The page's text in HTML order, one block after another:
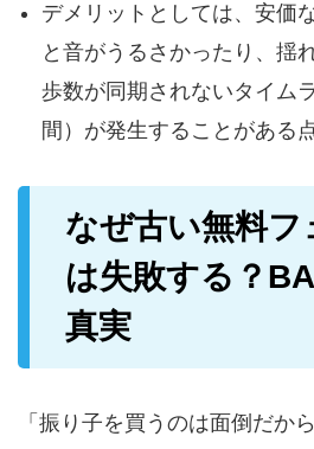
デメリットとしては、安価
と音がうるさかったり、揺
歩数が同期されないタイム
間）が発生することがある
なぜ古い無料フ
は失敗する？
真実
「振り子を買うのは面倒だから